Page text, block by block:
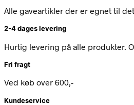
Alle gaveartikler der er egnet til
2-4 dages levering
Hurtig levering på alle produkter.
Fri fragt
Ved køb over 600,-
Kundeservice